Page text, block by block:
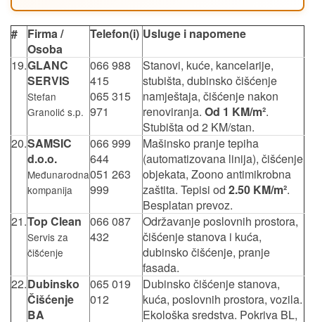
#
Firma /
Osoba
Telefon(i) Usluge i napomene
19.GLANC
SERVIS
Stefan
Granolić s.p.
066 988
415
065 315
971
Stanovi, kuće, kancelarije,
stubišta, dubinsko čišćenje
namještaja, čišćenje nakon
renoviranja. Od 1 KM/m².
Stubišta od 2 KM/stan.
20.SAMSIC
d.o.o.
Međunarodna
kompanija
066 999
644
051 263
999
Mašinsko pranje tepiha
(automatizovana linija), čišćenje
objekata, Zoono antimikrobna
zaštita. Tepisi od 2.50 KM/m².
Besplatan prevoz.
21.Top Clean
Servis za
čišćenje
066 087
432
Održavanje poslovnih prostora,
čišćenje stanova i kuća,
dubinsko čišćenje, pranje
fasada.
22.Dubinsko
Čišćenje
BA
065 019
012
Dubinsko čišćenje stanova,
kuća, poslovnih prostora, vozila.
Ekološka sredstva. Pokriva BL,